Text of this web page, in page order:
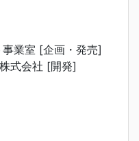
業室 [企画・発売]
式会社 [開発]